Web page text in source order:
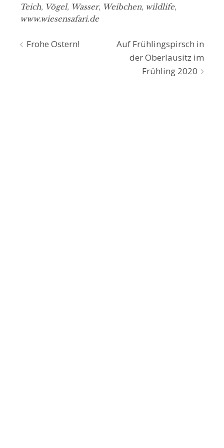
Teich, Vögel, Wasser, Weibchen, wildlife,
www.wiesensafari.de
Beitragsnavigation
Frohe Ostern!
Auf Frühlingspirsch in
der Oberlausitz im
Frühling 2020